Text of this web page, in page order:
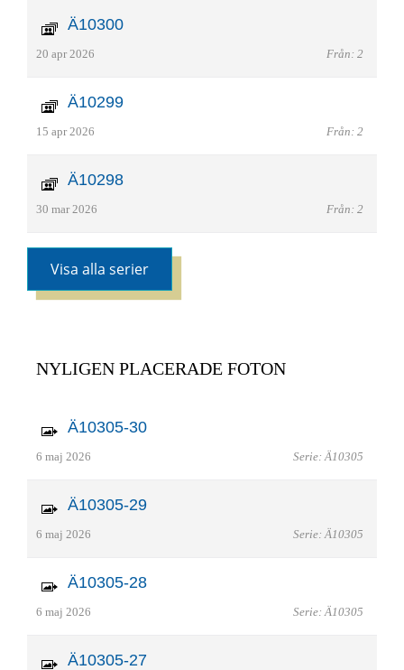
Ä10300
20 apr 2026 Från: 2
Ä10299
15 apr 2026 Från: 2
Ä10298
30 mar 2026 Från: 2
Visa alla serier
NYLIGEN PLACERADE FOTON
Ä10305-30
6 maj 2026 Serie: Ä10305
Ä10305-29
6 maj 2026 Serie: Ä10305
Ä10305-28
6 maj 2026 Serie: Ä10305
Ä10305-27